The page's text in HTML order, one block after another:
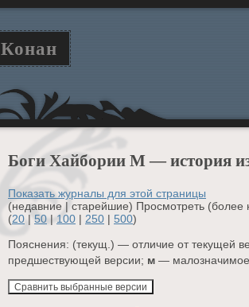
Конан
Боги Хайбории М — история
Показать журналы для этой страницы
(недавние | старейшие) Просмотреть
(20 | 50 | 100 | 250 | 500)
Пояснения: (текущ.) — отличие от текущей
предшествующей версии; м —